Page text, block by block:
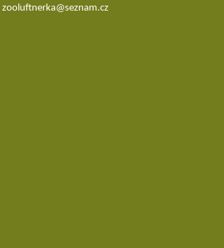
zooluftnerka@seznam.cz